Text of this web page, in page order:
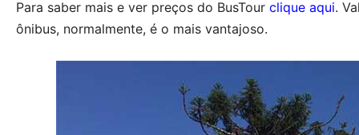
Para saber mais e ver preços do BusTour clique aqui.
ônibus, normalmente, é o mais vantajoso.